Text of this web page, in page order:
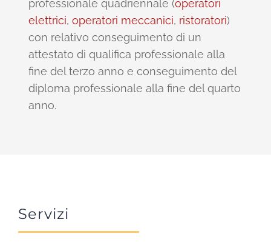
professionale quadriennale (operatori
elettrici, operatori meccanici, ristoratori)
con relativo conseguimento di un
attestato di qualifica professionale alla
fine del terzo anno e conseguimento del
diploma professionale alla fine del quarto
anno.
Servizi